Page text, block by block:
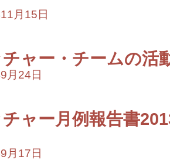
月15日
ャー・チームの活
月24日
ャー月例報告書
月17日